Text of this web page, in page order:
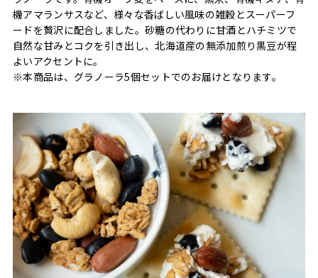
機アマランサスなど、様々な香ばしい風味の雑穀とスーパーフ
ードを贅沢に配合しました。砂糖の代わりに甘酒とハチミツで
自然な甘みとコクを引き出し、北海道産の無添加煎り黒豆が程
よいアクセントに。
※本商品は、グラノーラ5個セットでのお届けとなります。